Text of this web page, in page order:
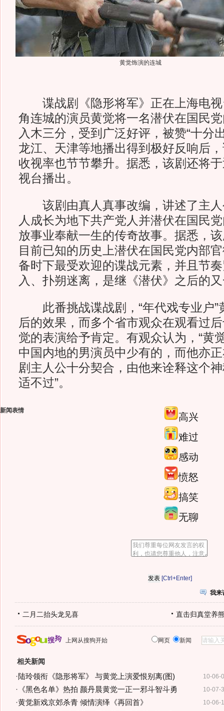
黄觉饰演的连城
谍战剧《隐形将军》正在上海电视
角连城的演员黄觉将一名潜伏在国民
入木三分，受到广泛好评，被赞“十分
龙江、天津等地播出得到极好反响后
收视率也节节攀升。据悉，该剧还将
视台播出。
该剧由真人真事改编，讲述了主人
人成长为地下共产党人并潜伏在国民
放事业奉献一生的传奇故事。据悉，
目前已知的历史上潜伏在国民党内部
备时下最受欢迎的谍战元素，并且节
入、扑朔迷离，是继《潜伏》之后的
此番挑战谍战剧，“年代戏专业户”
后的效果，而多个省市观众在观看过
觉的表演给予肯定。有观众认为，“黄
中国内地的男演员中少有的，而他亦
剧主人公十分契合，由他来诠释这个神
适不过”。
新闻表情
高兴
难过
感动
愤怒
搞笑
无聊
[Ctrl+Enter]
我来
二月二抬头龙见喜 直击归真堂养
上网从搜狗开始 网页 新闻
相关新闻
10-06-
·陆玲领衔《隐形将军》 与黄觉上演爱恨别离(图)
10-07-
· 《黑色名单》热拍 颜丹晨黄觉一正一邪斗智斗勇
10-06-
·黄觉新戏京郊杀青 倾情演绎《再回首》